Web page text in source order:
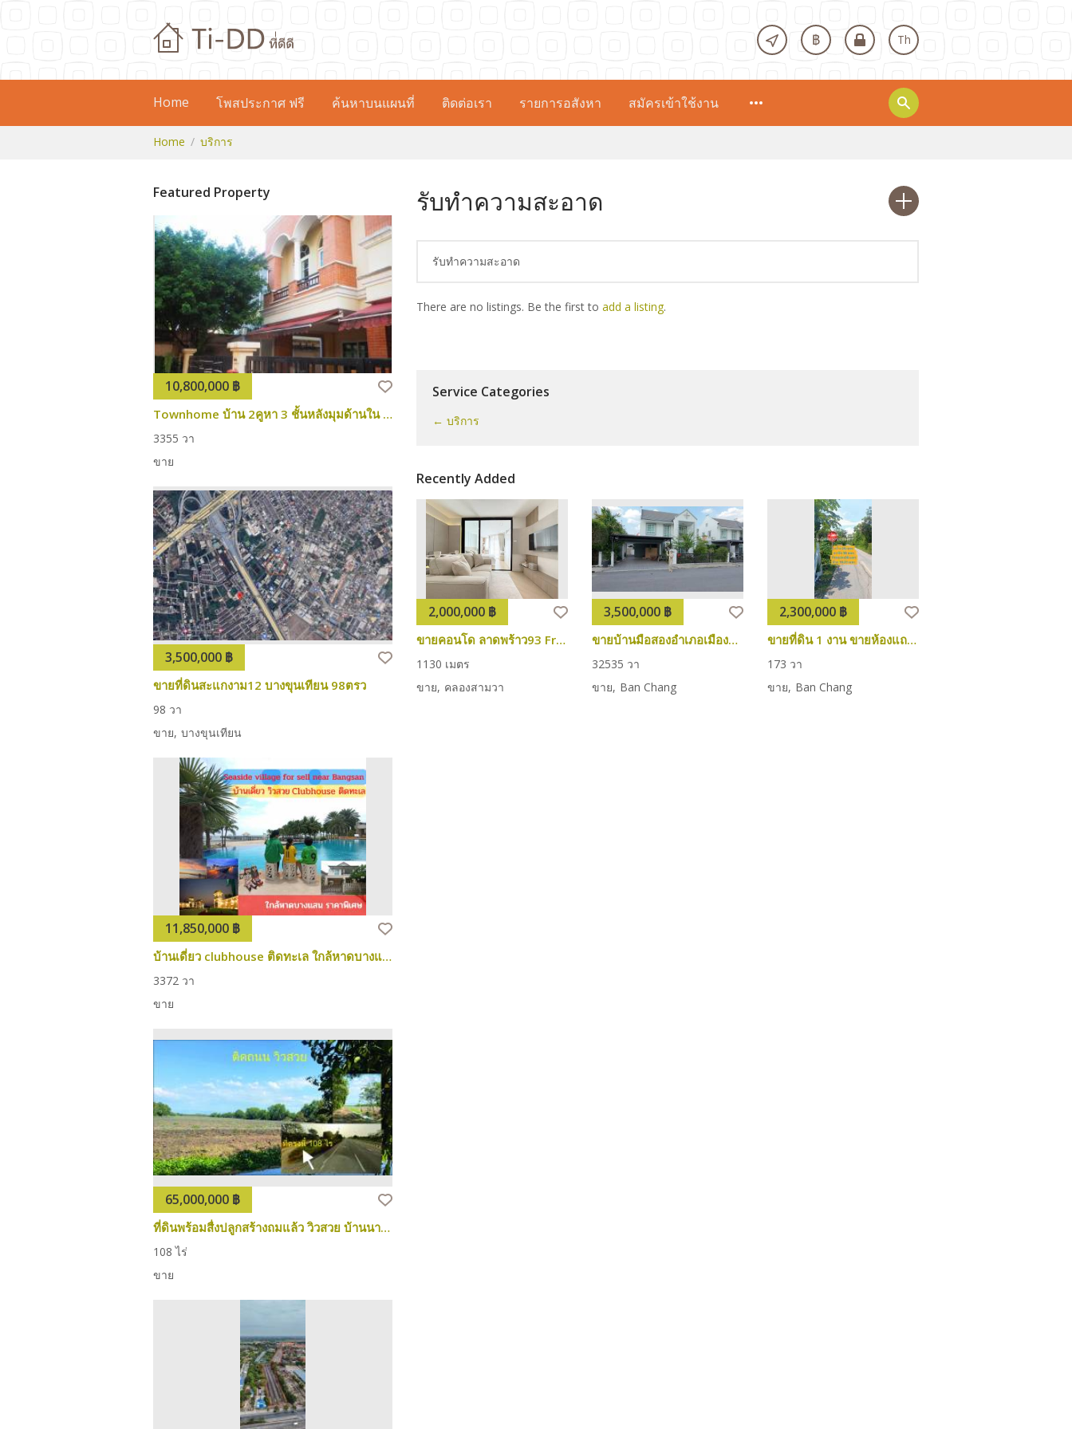
฿ Th
Home โพสประกาศ ฟรี ค้นหาบนแผนที่ ติดต่อเรา รายการอสังหา สมัครเข้าใช้งาน
Home บริการ
Featured Property
Townhome บ้าน 2คูหา 3 ชั้นหลังมุมด้านใน หมู่บ้านคาซ่าซิตี้
3355 วา
ขาย
10,800,000 ฿
ขายที่ดินสะแกงาม12 บางขุนเทียน 98ตรว
98 วา
ขาย บางขุนเทียน
3,500,000 ฿
บ้านเดี่ยว clubhouse ติดทะเล ใกล้หาดบางแสน ทำเลสวย
3372 วา
ขาย
11,850,000 ฿
ที่ดินพร้อมสื่งปลูกสร้างถมแล้ว วิวสวย บ้านนา นครนายก 108ไร่
108 ไร่
ขาย
65,000,000 ฿
รับทำความสะอาด
รับทำความสะอาด
There are no listings. Be the first to add a listing.
Service Categories
← บริการ
Recently Added
ขายคอนโด ลาดพร้าว93 Free Island ฟรีไอซ์แลนด์ คอนโดสไตร์ Duplex 2ห้องนอน ใหม่พร้อมอยู่
1 1 30 เมตร
ขาย คลองสามวา
2,000,000 ฿
ขายบ้านมือสองอำเภอเมืองสระบุรี ขายบ้านมือ2ปากเพรียว
32535 วา
ขาย Ban Chang
3,500,000 ฿
ขายที่ดิน 1 งาน ขายห้องแถวชั้นเดียว 4ห้อง 73 ตร.วา ติดถนน สบ.3050สระบุรี-ปากบาง
173 วา
ขาย Ban Chang
2,300,000 ฿